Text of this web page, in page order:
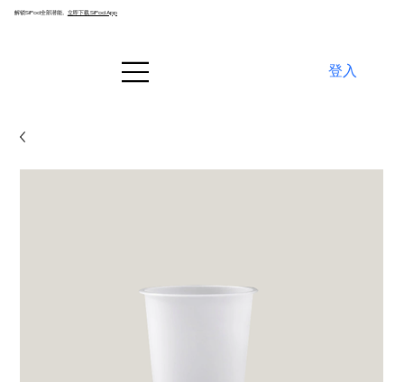
解锁SiPod全部潜能。 立即下载 SiPod App
登入